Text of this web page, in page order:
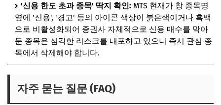
'신용 한도 초과 종목' 딱지 확인: MTS 현재가 창 종목명
옆에 '신용', '경고' 등의 아이콘 색상이 붉은색이거나 흑백
으로 비활성화되어 증권사 자체적으로 신용 매수를 막아
둔 종목은 심각한 리스크를 내포하고 있으니 즉시 관심 종
목에서 삭제해야 합니다.
자주 묻는 질문 (FAQ)